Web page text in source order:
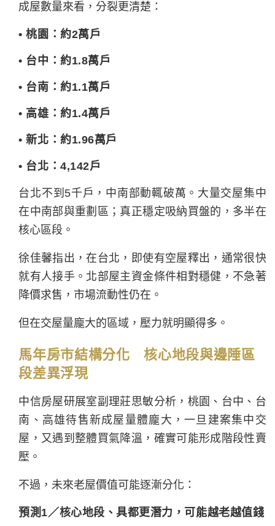
成屋數量來看，分裂更清楚：
• 桃園：約2萬戶
• 台中：約1.8萬戶
• 台南：約1.1萬戶
• 高雄：約1.4萬戶
• 新北：約1.96萬戶
• 台北：4,142戶
台北不到5千戶，中南部動輒破萬。大量交屋集中
在中南部與重劃區；真正穩定吸納買盤的，多半在
核心區段。
徐佳馨指出，在台北，即使有空屋釋出，通常很快
就有人接手。北部屋主資金條件相對穩健，不急著
降價求售，市場流動性仍在。
但在交屋量龐大的區域，壓力就明顯得多。
馬年房市結構分化 核心地段與邊陲區
段差異浮現
中信房屋研展室副理莊思敏分析，桃園、台中、台
南、高雄待售新成屋量體龐大，一旦建案集中交
屋，又遇到整體買氣降溫，確實可能形成階段性賣
壓。
不過，未來老屋價值可能逐漸分化：
預測1／核心地段、具都更潛力，可能越老越值錢